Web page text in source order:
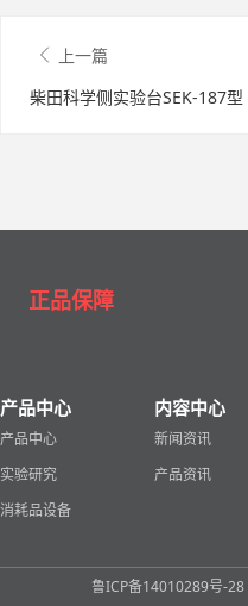
上一篇
柴田科学侧实验台SEK-187型
正品保障
产品中心
产品中心
实验研究
消耗品设备
内容中心
新闻资讯
产品资讯
鲁ICP备14010289号-28